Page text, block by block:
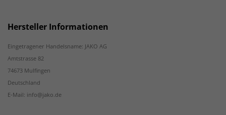
Hersteller Informationen
Eingetragener Handelsname: JAKO AG
Amtstrasse 82
74673 Mulfingen
Deutschland
E-Mail: info@jako.de